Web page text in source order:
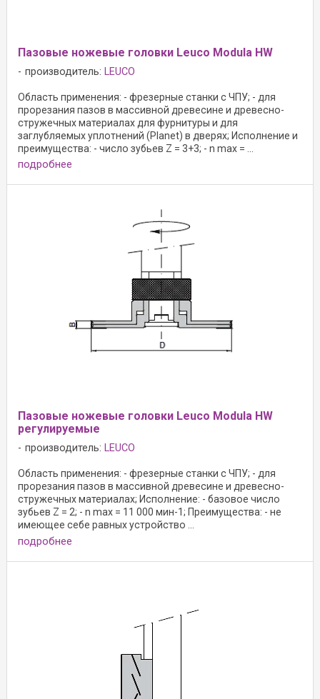
Пазовые ножевые головки Leuco Modula HW
производитель: LEUCO
Область применения: - фрезерные станки с ЧПУ; - для
прорезания пазов в массивной древесине и древесно-
стружечных материалах для фурнитуры и для
заглубляемых уплотнений (Planet) в дверях; Исполнение и
преимущества: - число зубьев Z = 3+3; - n max = ...
подробнее
Пазовые ножевые головки Leuco Modula HW
регулируемые
производитель: LEUCO
Область применения: - фрезерные станки с ЧПУ; - для
прорезания пазов в массивной древесине и древесно-
стружечных материалах; Исполнение: - базовое число
зубьев Z = 2; - n max = 11 000 мин-1; Преимущества: - не
имеющее себе равных устройство ...
подробнее